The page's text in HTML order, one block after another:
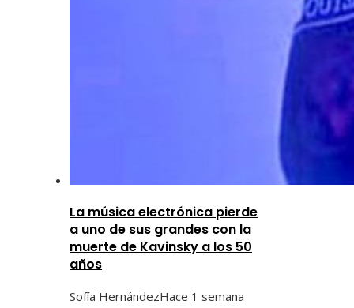
La música electrónica pierde
a uno de sus grandes con la
muerte de Kavinsky a los 50
años
Sofía HernándezHace 1 semana